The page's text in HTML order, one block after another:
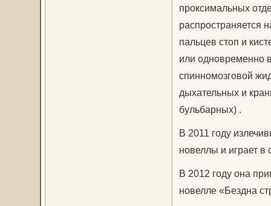
проксимальных
распространяется
пальцев стоп и
или одновременно
спинномозговой
дыхательных и
бульбарных) .
В 2011 году
новеллы и играет в
В 2012 году она
новелле «Бездна